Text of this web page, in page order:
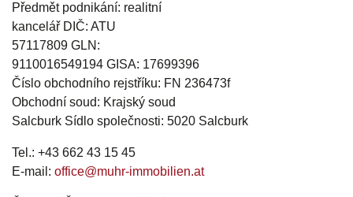
Předmět podnikání: realitní
kancelář DIČ: ATU
57117809 GLN:
9110016549194 GISA: 17699396
Číslo obchodního rejstříku: FN 236473f
Obchodní soud: Krajský soud
Salcburk Sídlo společnosti: 5020 Salcburk
Tel.: +43 662 43 15 45
E-mail: office@muhr-immobilien.at